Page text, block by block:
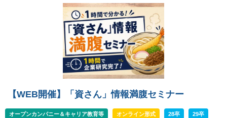
【WEB開催】「資さん」情報満腹セミナー
オープンカンパニー＆キャリア教育等 オンライン形式 28卒 29卒